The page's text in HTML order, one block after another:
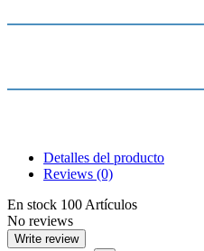
distingue y que nos ha convertido
en los reyes del descanso.
Detalles del producto
Reviews (0)
En stock 100 Artículos
No reviews
Write review